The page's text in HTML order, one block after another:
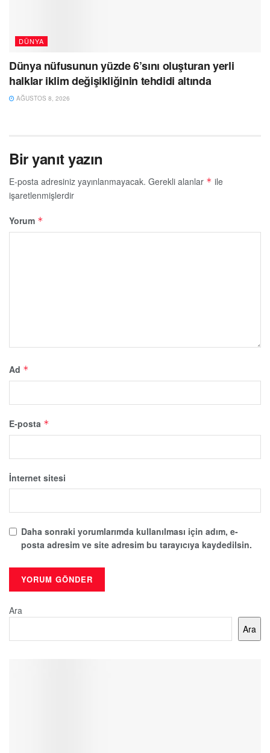
DÜNYA
Dünya nüfusunun yüzde 6’sını oluşturan yerli
halklar iklim değişikliğinin tehdidi altında
AĞUSTOS 8, 2026
Bir yanıt yazın
E-posta adresiniz yayınlanmayacak. Gerekli alanlar * ile
işaretlenmişlerdir
Yorum *
Ad *
E-posta *
İnternet sitesi
Daha sonraki yorumlarımda kullanılması için adım, e-
posta adresim ve site adresim bu tarayıcıya kaydedilsin.
Ara
Ara